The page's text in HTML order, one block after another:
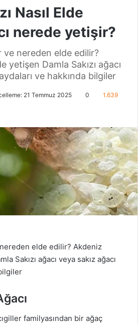
Nasıl Elde
nerede yetişir?
ve nereden elde edilir?
yetişen Damla Sakızı ağacı
ve hakkında bilgiler
21 Temmuz 2025 0 1.639
nereden elde edilir? Akdeniz
Sakızı ağacı veya sakız ağacı
familyasından bir ağaç